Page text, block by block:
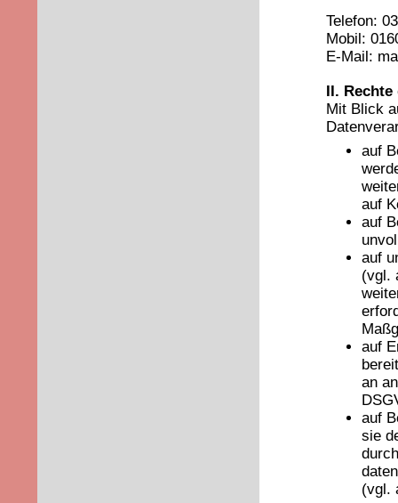
Telefon:
Mobil:
E-Mail:
II.
Mit Blick
auf
auf
auf
auf
(vgl.
auf
an
auf
sie
(vgl.